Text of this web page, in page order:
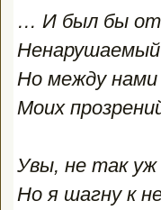
… И был бы
Ненарушаемый
Но между
Моих
Увы, не так уж
Но я шагну к